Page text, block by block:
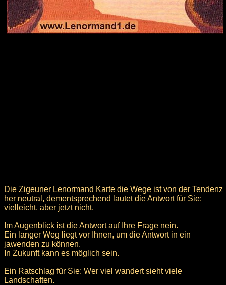
Die Zigeuner Lenormand Karte die Wege ist von der Tendenz
her neutral, dementsprechend lautet die Antwort für Sie:
vielleicht, aber jetzt nicht.
Im Augenblick ist die Antwort auf Ihre Frage nein.
Ein langer Weg liegt vor Ihnen, um die Antwort in ein
jawenden zu können.
In Zukunft kann es möglich sein.
Ein Ratschlag für Sie: Wer viel wandert sieht viele
Landschaften.